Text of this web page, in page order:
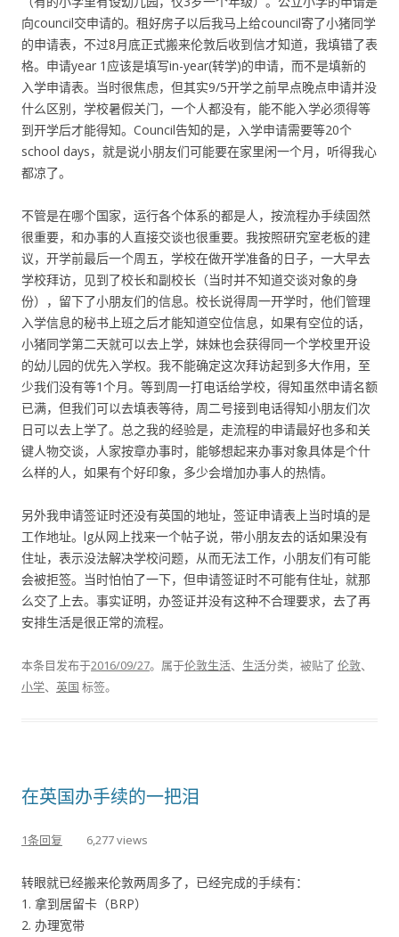
向council交申请的。租好房子以后我马上给council寄了小猪同学
的申请表，不过8月底正式搬来伦敦后收到信才知道，我填错了表
格。申请year 1应该是填写in-year(转学)的申请，而不是填新的
入学申请表。当时很焦虑，但其实9/5开学之前早点晚点申请并没
什么区别，学校暑假关门，一个人都没有，能不能入学必须得等
到开学后才能得知。Council告知的是，入学申请需要等20个
school days，就是说小朋友们可能要在家里闲一个月，听得我心
都凉了。
不管是在哪个国家，运行各个体系的都是人，按流程办手续固然
很重要，和办事的人直接交谈也很重要。我按照研究室老板的建
议，开学前最后一个周五，学校在做开学准备的日子，一大早去
学校拜访，见到了校长和副校长（当时并不知道交谈对象的身
份），留下了小朋友们的信息。校长说得周一开学时，他们管理
入学信息的秘书上班之后才能知道空位信息，如果有空位的话，
小猪同学第二天就可以去上学，妹妹也会获得同一个学校里开设
的幼儿园的优先入学权。我不能确定这次拜访起到多大作用，至
少我们没有等1个月。等到周一打电话给学校，得知虽然申请名额
已满，但我们可以去填表等待，周二号接到电话得知小朋友们次
日可以去上学了。总之我的经验是，走流程的申请最好也多和关
键人物交谈，人家按章办事时，能够想起来办事对象具体是个什
么样的人，如果有个好印象，多少会增加办事人的热情。
另外我申请签证时还没有英国的地址，签证申请表上当时填的是
工作地址。lg从网上找来一个帖子说，带小朋友去的话如果没有
住址，表示没法解决学校问题，从而无法工作，小朋友们有可能
会被拒签。当时怕怕了一下，但申请签证时不可能有住址，就那
么交了上去。事实证明，办签证并没有这种不合理要求，去了再
安排生活是很正常的流程。
本条目发布于2016/09/27。属于伦敦生活、 生活分类，被贴了 伦敦、
小学、 英国 标签。
在英国办手续的一把泪
1条回复 6,277 views
转眼就已经搬来伦敦两周多了，已经完成的手续有：
1. 拿到居留卡（BRP）
2. 办理宽带